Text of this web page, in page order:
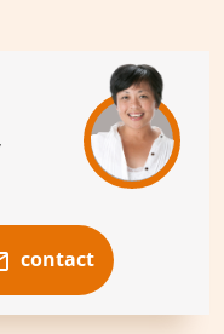
contact